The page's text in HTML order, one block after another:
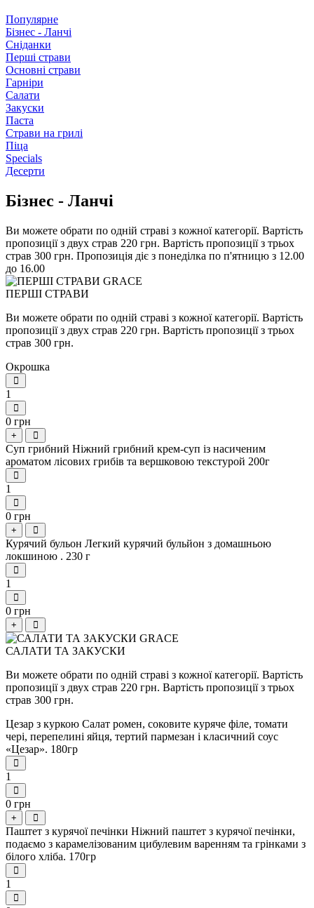
Популярне
Бізнес - Ланчі
Сніданки
Перші страви
Основні страви
Гарніри
Салати
Закуски
Паста
Страви на грилі
Піца
Specials
Десерти
Бізнес - Ланчі
Ви можете обрати по одній страві з кожної категорії. Вартість
пропозиції з двух страв 220 грн. Вартість пропозиції з трьох
страв 300 грн. Пропозиція діє з понеділка по п'ятницю з 12.00
до 16.00
ПЕРШІ СТРАВИ
Ви можете обрати по одній страві з кожної категорії. Вартість
пропозиції з двух страв 220 грн. Вартість пропозиції з трьох
страв 300 грн.
Окрошка
1
0 грн
+
Суп грибний Ніжний грибний крем-суп із насиченим
ароматом лісових грибів та вершковою текстурой 200г
1
0 грн
+
Курячий бульон Легкий курячий бульйон з домашньою
локшиною . 230 г
1
0 грн
+
САЛАТИ ТА ЗАКУСКИ
Ви можете обрати по одній страві з кожної категорії. Вартість
пропозиції з двух страв 220 грн. Вартість пропозиції з трьох
страв 300 грн.
Цезар з куркою Салат ромен, соковите куряче філе, томати
чері, перепелині яйця, тертий пармезан і класичний соус
«Цезар». 180гр
1
0 грн
+
Паштет з курячої печінки Ніжний паштет з курячої печінки,
подаємо з карамелізованим цибулевим варенням та грінками з
білого хліба. 170гр
1